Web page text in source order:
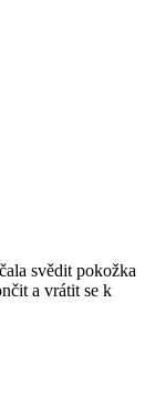
svědit pokožka
a vrátit se k